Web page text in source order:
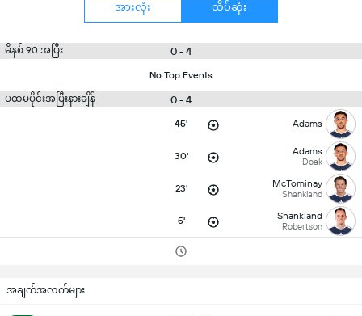
အားလုံး ထိပ်ဆုံး
မိနစ် 90 အပြီး 0 - 4
No Top Events
ပထမပိုင်းအပြီးနားချိန် 0 - 4
45' Adams
30' Adams
Doak
23' McTominay
Shankland
5' Shankland
Robertson
အချက်အလက်များ